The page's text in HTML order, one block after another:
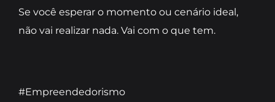
Se você esperar o momento ou cenário ideal,
não vai realizar nada. Vai com o que tem.
#Empreendedorismo